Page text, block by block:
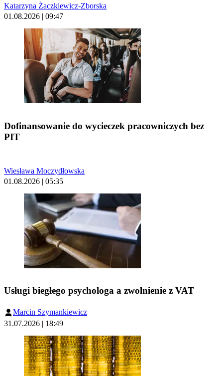
Katarzyna Żaczkiewicz-Zborska
01.08.2026 | 09:47
Dofinansowanie do wycieczek pracowniczych bez
PIT
Wiesława Moczydłowska
01.08.2026 | 05:35
Usługi biegłego psychologa a zwolnienie z VAT
Marcin Szymankiewicz
31.07.2026 | 18:49